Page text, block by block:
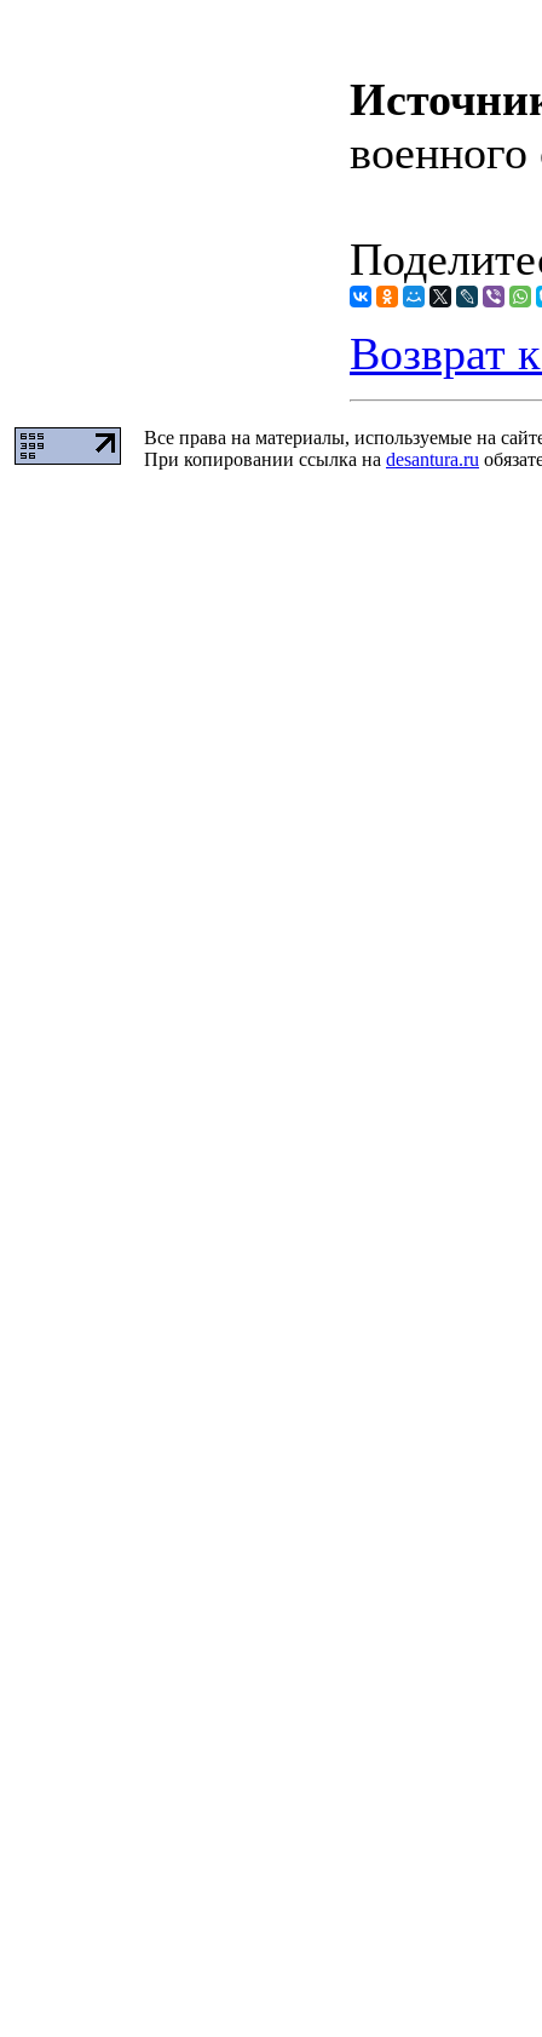
военного
Возврат
Все права на материалы, используемые на
При копировании ссылка на desantura.ru